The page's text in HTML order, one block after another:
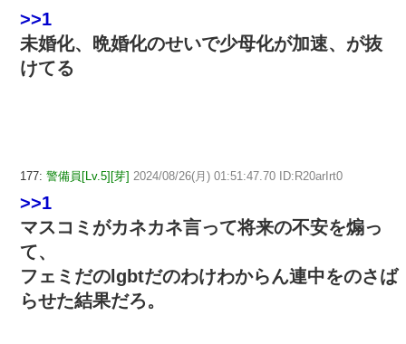
>>1
未婚化、晩婚化のせいで少母化が加速、が抜
けてる
177: 警備員[Lv.5][芽] 2024/08/26(月) 01:51:47.70 ID:R20arIrt0
>>1
マスコミがカネカネ言って将来の不安を煽っ
て、
フェミだのlgbtだのわけわからん連中をのさば
らせた結果だろ。